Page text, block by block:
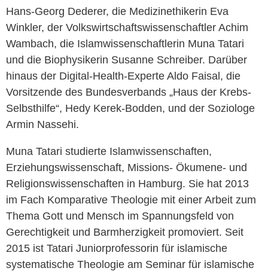
Hans-Georg Dederer, die Medizinethikerin Eva
Winkler, der Volkswirtschaftswissenschaftler Achim
Wambach, die Islamwissenschaftlerin Muna Tatari
und die Biophysikerin Susanne Schreiber. Darüber
hinaus der Digital-Health-Experte Aldo Faisal, die
Vorsitzende des Bundesverbands „Haus der Krebs-
Selbsthilfe“, Hedy Kerek-Bodden, und der Soziologe
Armin Nassehi.
Muna Tatari studierte Islamwissenschaften,
Erziehungswissenschaft, Missions- Ökumene- und
Religionswissenschaften in Hamburg. Sie hat 2013
im Fach Komparative Theologie mit einer Arbeit zum
Thema Gott und Mensch im Spannungsfeld von
Gerechtigkeit und Barmherzigkeit promoviert. Seit
2015 ist Tatari Juniorprofessorin für islamische
systematische Theologie am Seminar für islamische